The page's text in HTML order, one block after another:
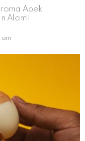
Apek
Alami
am